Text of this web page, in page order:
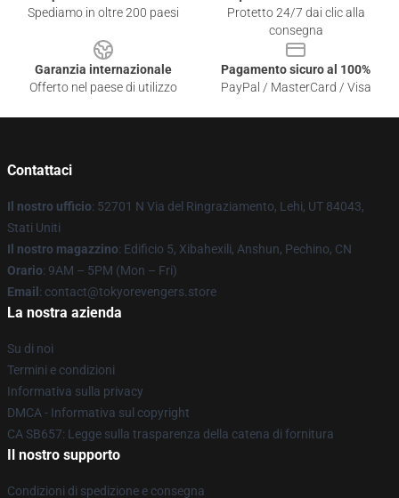
Spediamo in oltre 200 paesi
Protetto 24/7 dai clic alla
consegna
Garanzia internazionale
Offerto nel paese di utilizzo
Pagamento sicuro al 100%
PayPal / MasterCard / Visa
Contattaci
Il nostro ufficio: 52701 N Via del Ringraziamento, Lehi, UT 84043,
Stati Uniti
Il nostro magazzino: Edificio 5, Xibahexili, Anshun, Pechino, CN
Orario: 9AM – 5PM (Mon – Fri)
Email : contact@tokyorevengers.store
La nostra azienda
Su di noi
Termini e condizioni
Informativa sulla privacy
DMCA - Informativa sul copyright
CA SB657: Legge sulla trasparenza della catena di fornitura
Il nostro supporto
Condizioni di spedizione e consegna